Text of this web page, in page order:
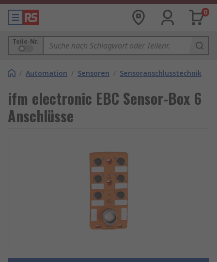
0
Teile-Nr.
/ Automation / Sensoren / Sensoranschlusstechnik
ifm electronic EBC Sensor-Box 6
Anschlüsse